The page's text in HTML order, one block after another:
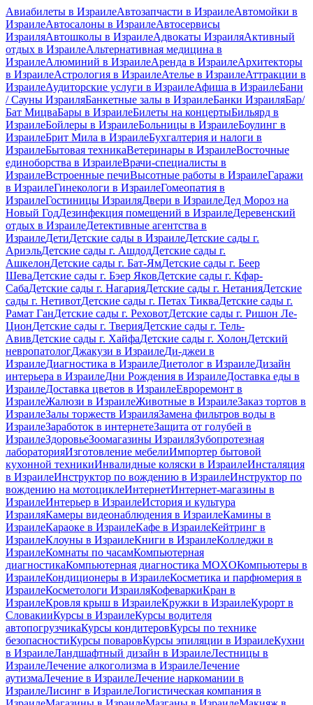
Авиабилеты в ИзраилеАвтозапчасти в ИзраилеАвтомойки в
ИзраилеАвтосалоны в ИзраилеАвтосервисы
ИзраиляАвтошколы в ИзраилеАдвокаты ИзраиляАктивный
отдых в ИзраилеАльтернативная медицина в
ИзраилеАлюминий в ИзраилеАренда в ИзраилеАрхитекторы
в ИзраилеАстрология в ИзраилеАтелье в ИзраилеАттракции в
ИзраилеАудиторские услуги в ИзраилеАфиша в ИзраилеБани
/ Сауны ИзраиляБанкетные залы в ИзраилеБанки ИзраиляБар/
Бат МицваБары в ИзраилеБилеты на концертыБильярд в
ИзраилеБойлеры в ИзраилеБольницы в ИзраилеБоулинг в
ИзраилеБрит Мила в ИзраилеБухгалтерия и налоги в
ИзраилеБытовая техникаВетеринары в ИзраилеВосточные
единоборства в ИзраилеВрачи-специалисты в
ИзраилеВстроенные печиВысотные работы в ИзраилеГаражи
в ИзраилеГинекологи в ИзраилеГомеопатия в
ИзраилеГостиницы ИзраиляДвери в ИзраилеДед Мороз на
Новый ГодДезинфекция помещений в ИзраилеДеревенский
отдых в ИзраилеДетективные агентства в
ИзраилеДетиДетские сады в ИзраилеДетские сады г.
АриэльДетские сады г. АшдодДетские сады г.
АшкелонДетские сады г. Бат-ЯмДетские сады г. Беер
ШеваДетские сады г. Бэер ЯковДетские сады г. Кфар-
СабаДетские сады г. НагарияДетские сады г. НетанияДетские
сады г. НетивотДетские сады г. Петах ТикваДетские сады г.
Рамат ГанДетские сады г. РеховотДетские сады г. Ришон Ле-
ЦионДетские сады г. ТверияДетские сады г. Тель-
АвивДетские сады г. ХайфаДетские сады г. ХолонДетский
невропатологДжакузи в ИзраилеДи-джеи в
ИзраилеДиагностика в ИзраилеДиетолог в ИзраилеДизайн
интерьера в ИзраилеДни Рождения в ИзраилеДоставка еды в
ИзраилеДоставка цветов в ИзраилеЕвроремонт в
ИзраилеЖалюзи в ИзраилеЖивотные в ИзраилеЗаказ тортов в
ИзраилеЗалы торжеств ИзраиляЗамена фильтров воды в
ИзраилеЗаработок в интернетеЗащита от голубей в
ИзраилеЗдоровьеЗоомагазины ИзраиляЗубопротезная
лабораторияИзготовление мебелиИмпортер бытовой
кухонной техникиИнвалидные коляски в ИзраилеИнсталяция
в ИзраилеИнструктор по вождению в ИзраилеИнструктор по
вождению на мотоциклеИнтернетИнтернет-магазины в
ИзраилеИнтерьер в ИзраилеИстория и культура
ИзраиляКамеры видеонаблюдения в ИзраилеКамины в
ИзраилеКараоке в ИзраилеКафе в ИзраилеКейтринг в
ИзраилеКлоуны в ИзраилеКниги в ИзраилеКолледжи в
ИзраилеКомнаты по часамКомпьютерная
диагностикаКомпьютерная диагностика MOXOКомпьютеры в
ИзраилеКондиционеры в ИзраилеКосметика и парфюмерия в
ИзраилеКосметологи ИзраиляКофеваркиКран в
ИзраилеКровля крыш в ИзраилеКружки в ИзраилеКурорт в
СловакииКурсы в ИзраилеКурсы водителя
автопогрузчикаКурсы кондитеровКурсы по технике
безопасностиКурсы поваровКурсы эпиляции в ИзраилеКухни
в ИзраилеЛандшафтный дизайн в ИзраилеЛестницы в
ИзраилеЛечение алкоголизма в ИзраилеЛечение
аутизмаЛечение в ИзраилеЛечение наркомании в
ИзраилеЛисинг в ИзраилеЛогистическая компания в